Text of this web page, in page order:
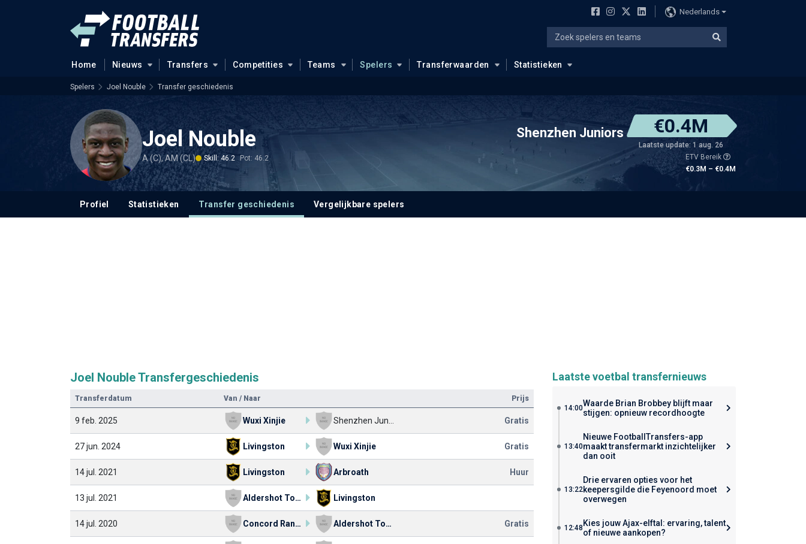
Nederlands
Home Nieuws Transfers Competities Teams Spelers Transferwaarden Statistieken
Spelers Joel Nouble Transfer geschiedenis
Joel Nouble
A (C), AM (CL) Skill: 46.2 Pot: 46.2
Shenzhen Juniors €0.4M
Laatste update: 1 aug. 26
ETV Bereik
€0.3M – €0.4M
Profiel Statistieken Transfer geschiedenis Vergelijkbare spelers
Joel Nouble Transfergeschiedenis
Transferdatum Van / Naar Prijs
9 feb. 2025 Wuxi Xinjie Gratis
27 jun. 2024 Livingston Wuxi Xinjie Gratis
14 jul. 2021 Livingston Arbroath Huur
13 jul. 2021 Aldershot Town Livingston
14 jul. 2020 Concord Rangers Aldershot Town Gratis
Laatste voetbal transfernieuws
14:00Waarde Brian Brobbey blijft maar
stijgen: opnieuw recordhoogte
13:40
Nieuwe FootballTransfers-app
maakt transfermarkt inzichtelijker
dan ooit
13:22
Drie ervaren opties voor het
keepersgilde die Feyenoord moet
overwegen
12:48 Kies jouw Ajax-elftal: ervaring, talent
of nieuwe aankopen?